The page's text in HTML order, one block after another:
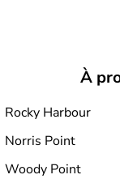
À
Rocky Harbour
Norris Point
Woody Point